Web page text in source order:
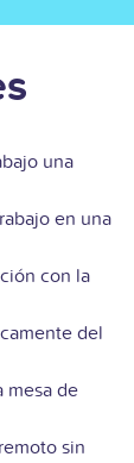
una
en una
con la
del
mesa de
sin